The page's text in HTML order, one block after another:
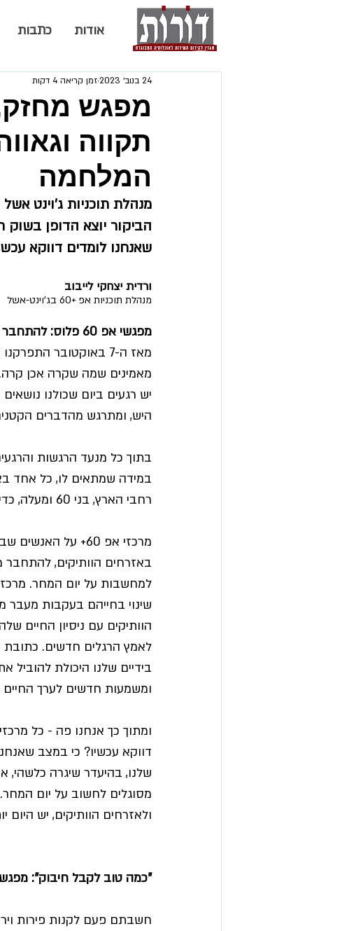
אודות כתבות
מפגש
תקווה
המלחמה
24 בנוב׳ 2023 זמן קריאה 4 דקות
הביקור יוצא הדופן בשוק
שאנחנו לומדים דווקא
ורדית יצחקי לייבוב
מנהלת תוכניות אפ +60 בג'וינט-אשל
מפגשי אפ 60 פלוס: להתחבר מחדש לכוח של האזרחים הוותיקים
מאז ה-7 באוקטובר
מאמינים שמה שקרה אכן
יש רגעים ביום שכולנו
היש, ומתרגש מהדברים
בתוך כל מנעד הרגשות
במידה שמתאים לו, כל אחד
רחבי הארץ, בני 60 ומעלה, כדי להיות כאן כוח אחד למען השני.
מרכזי אפ 60+
באזרחים הוותיקים,
שינוי בחייהם בעקבות
הוותיקים עם ניסיון החיים
לאמץ הרגלים חדשים. כתובת
בידיים שלנו היכולת להוביל
ומשמעות חדשים לערך החיים
דווקא עכשיו? כי במצב
שלנו, בהיעדר שיגרה כלשהי,
מסוגלים לחשוב על יום
ולאזרחים הוותיקים, יש
"כמה טוב לקבל חיבוק": מפגש